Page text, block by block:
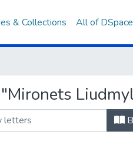
& Collections All of DSpace